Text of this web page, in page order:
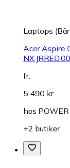
Laptops
Acer Aspire
fr.
5 490 kr
hos POWER
+2 butiker